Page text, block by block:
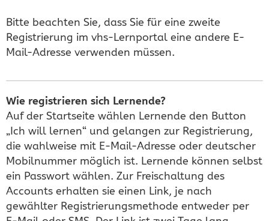
Bitte beachten Sie, dass Sie für eine zweite
Registrierung im vhs-Lernportal eine andere E-
Mail-Adresse verwenden müssen.
Wie registrieren sich Lernende?
Auf der Startseite wählen Lernende den Button
„Ich will lernen“ und gelangen zur Registrierung,
die wahlweise mit E-Mail-Adresse oder deutscher
Mobilnummer möglich ist. Lernende können selbst
ein Passwort wählen. Zur Freischaltung des
Accounts erhalten sie einen Link, je nach
gewählter Registrierungsmethode entweder per